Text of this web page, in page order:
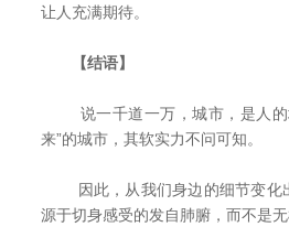
让人充满期待。
【结语】
说一千道一万，城市，是人的
来”的城市，其软实力不问可知。
因此，从我们身边的细节变化出
源于切身感受的发自肺腑，而不是